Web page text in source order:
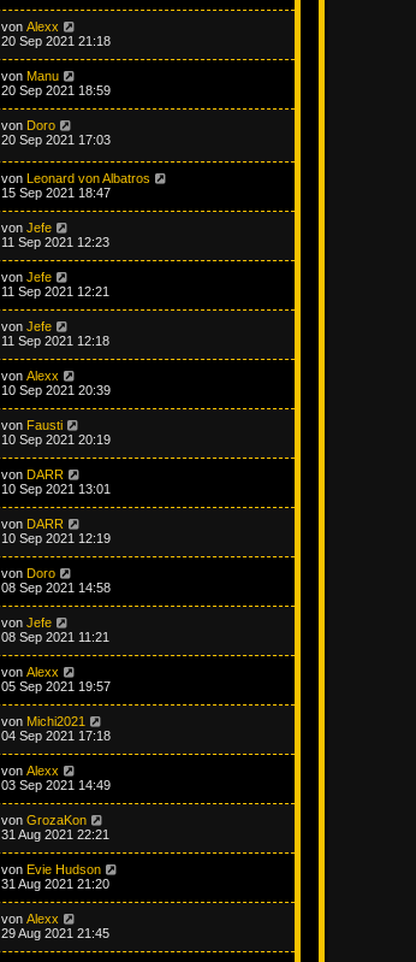
von Alexx
20 Sep 2021 21:18
von Manu
20 Sep 2021 18:59
von Doro
20 Sep 2021 17:03
von Leonard von Albatros
15 Sep 2021 18:47
von Jefe
11 Sep 2021 12:23
von Jefe
11 Sep 2021 12:21
von Jefe
11 Sep 2021 12:18
von Alexx
10 Sep 2021 20:39
von Fausti
10 Sep 2021 20:19
von DARR
10 Sep 2021 13:01
von DARR
10 Sep 2021 12:19
von Doro
08 Sep 2021 14:58
von Jefe
08 Sep 2021 11:21
von Alexx
05 Sep 2021 19:57
von Michi2021
04 Sep 2021 17:18
von Alexx
03 Sep 2021 14:49
von GrozaKon
31 Aug 2021 22:21
von Evie Hudson
31 Aug 2021 21:20
von Alexx
29 Aug 2021 21:45